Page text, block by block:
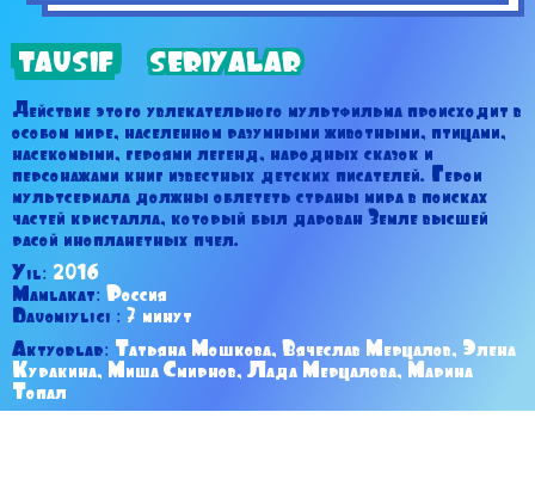
TAVSIF SERIYALAR
Действие этого увлекательного мультфильма происходит в
особом мире, населенном разумными животными, птицами,
насекомыми, героями легенд, народных сказок и
персонажами книг известных детских писателей. Герои
мультсериала должны облететь страны мира в поисках
частей кристалла, который был дарован Земле высшей
расой инопланетных пчел.
Yil: 2016
Mamlakat: Россия
Davomiyligi : 7 минут
Aktyorlar: Татьяна Мошкова, Вячеслав Мерцалов, Элена
Куракина, Миша Смирнов, Лада Мерцалова, Марина
Топал